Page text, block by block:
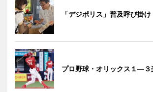
「デジポリス」普及呼び掛け
プロ野球・オリックス１―３